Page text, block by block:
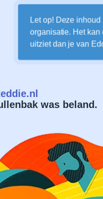
was beland.
Let op! Deze
organisatie. Het kan
uitziet dan je van